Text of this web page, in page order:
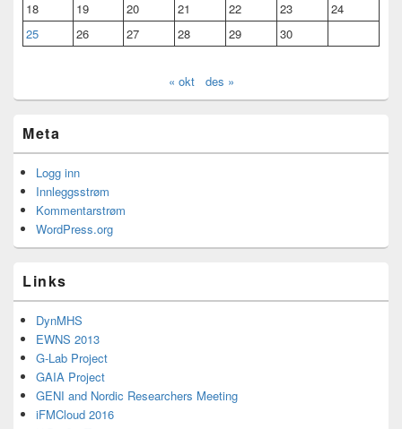
18
19 20 21 22 23
24
25
26 27 28 29 30
« okt des »
Meta
Logg inn
Innleggsstrøm
Kommentarstrøm
WordPress.org
Links
DynMHS
EWNS 2013
G-Lab Project
GAIA Project
GENI and Nordic Researchers Meeting
iFMCloud 2016